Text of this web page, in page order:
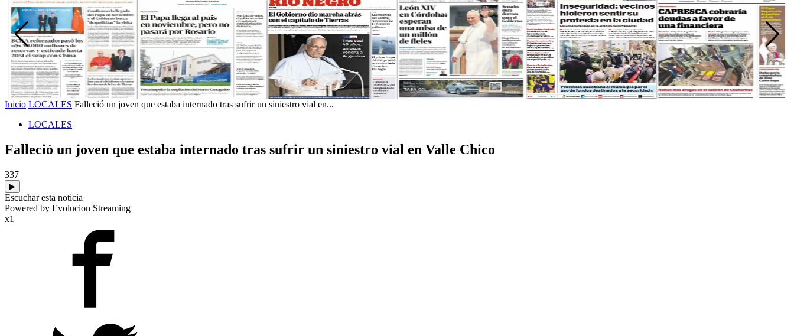
Inicio LOCALES Falleció un joven que estaba internado tras sufrir un siniestro vial en...
LOCALES
Falleció un joven que estaba internado tras sufrir un siniestro vial en Valle Chico
337
▶
Escuchar esta noticia
Powered by Evolucion Streaming
x1